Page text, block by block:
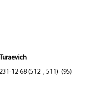
12-68 (512 , 511) (95)